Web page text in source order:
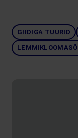
GIIDIGA TUURID